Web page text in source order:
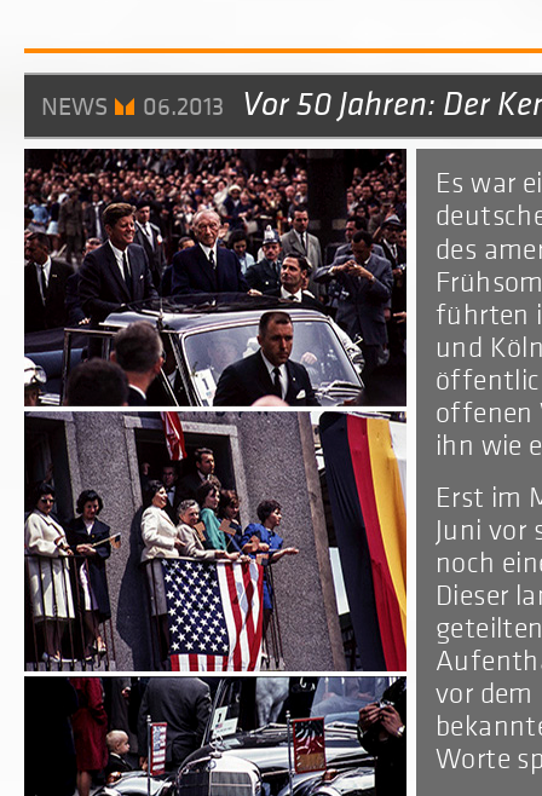
NEWS 06.2013 Vor 50 Jahren: Der
Es war
des
führten
und
offenen
ihn wie
Erst im
Juni vor
noch
Dieser
vor dem
Worte